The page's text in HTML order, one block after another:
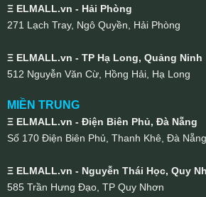
Ξ ELMALL.vn - Hải Phòng
271 Lạch Tray, Ngô Quyền, Hải Phòng
Ξ ELMALL.vn - TP Hạ Long, Quảng Ninh
512 Nguyễn Văn Cừ, Hồng Hải, Hạ Long
MIỀN TRUNG
Ξ ELMALL.vn - Điện Biên Phủ, Đà Nẵng
Số 170 Điện Biên Phủ, Thanh Khê, Đà Nẵng
Ξ ELMALL.vn - Nguyễn Thái Học, Quy
585 Trần Hưng Đạo, TP Quy Nhơn